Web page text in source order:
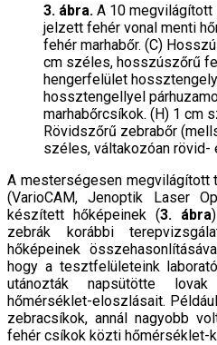
3. ábra. A 10
jelzett fehér vonal menti
fehér marhabőr. (C)
cm széles, hosszúszőrű
hengerfelület
hossztengellyel
marhabőrcsíkok. (H) 1 cm
Rövidszőrű zebrabőr
széles, váltakozóan
A mesterségesen megvilágított
(VarioCAM, Jenoptik Laser
készített hőképeinek (3. ábra
zebrák korábbi
hőképeinek
hogy a tesztfelületeink
utánozták napsü­tötte
hőmérséklet-eloszlá­sait.
zebracsíkok, annál nagyobb
fehér csí­kok közti hőmérséklet-